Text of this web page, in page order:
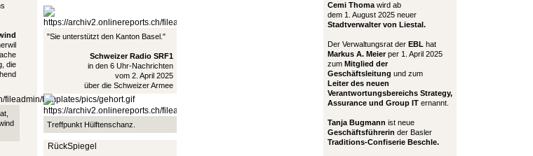
die
"Sie unterstützt den Kanton Basel."
Schweizer Radio SRF1
in den 6 Uhr-Nachrichten
vom 2. April 2025
über die Schweizer Armee
Treffpunkt Hülftenschanz.
RückSpiegel
Cemi Thoma wird ab
dem 1. August 2025 neuer
Stadtverwalter von Liestal.
Der Verwaltungsrat der EBL hat
Markus A. Meierper 1. April 2025
zum Mitglied der
Geschäftsleitung und zum
Leiter des neuen
Verantwortungsbereichs Strategy,
Assurance und Group IT ernannt.
Tanja Bugmann ist neue
Geschäftsführerin der Basler
Traditions-Confiserie Beschle.